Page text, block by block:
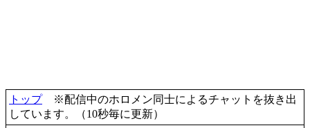
トップ※配信中のホロメン同士によるチャットを抜き出
しています。（10秒毎に更新）